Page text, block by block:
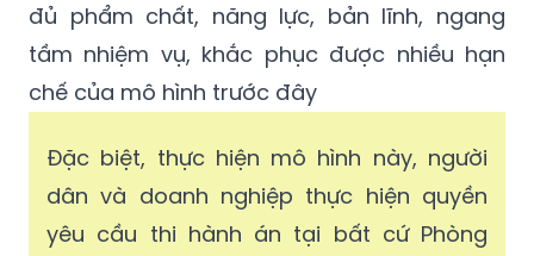
đủ phẩm chất, năng lực, bản lĩnh, ngang
tầm nhiệm vụ, khắc phục được nhiều hạn
chế của mô hình trước đây
Đặc biệt, thực hiện mô hình này, người
dân và doanh nghiệp thực hiện quyền
yêu cầu thi hành án tại bất cứ Phòng